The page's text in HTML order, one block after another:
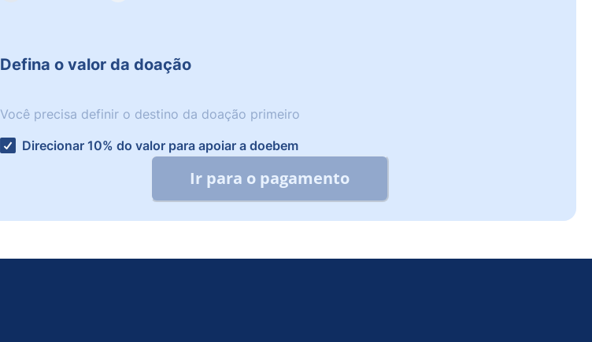
Defina o valor da doação
Você precisa definir o destino da doação primeiro
Direcionar 10% do valor para apoiar a doebem
Ir para o pagamento